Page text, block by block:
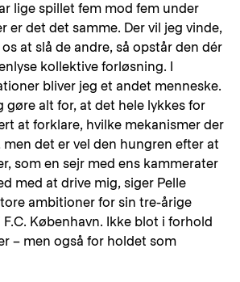
lige spillet fem mod fem under
er det det samme. Der vil jeg vinde,
at slå de andre, så opstår den dér
kollektive forløsning. I
bliver jeg et andet menneske.
gøre alt for, at det hele lykkes for
at forklare, hvilke mekanismer der
det er vel den hungren efter at
som en sejr med ens kammerater
med at drive mig, siger Pelle
ambitioner for sin tre-årige
København. Ikke blot i forhold
– men også for holdet som